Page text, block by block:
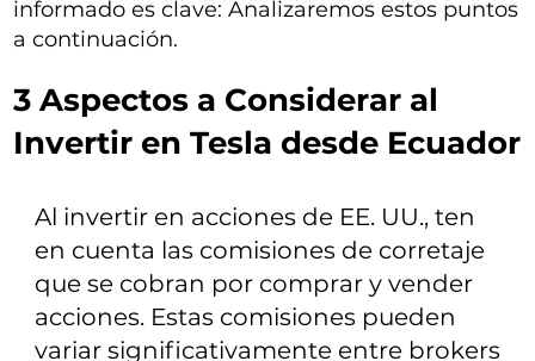
informado es clave: Analizaremos estos puntos
a continuación.
3 Aspectos a Considerar al
Invertir en Tesla desde Ecuador
Al invertir en acciones de EE. UU., ten
en cuenta las comisiones de corretaje
que se cobran por comprar y vender
acciones. Estas comisiones pueden
variar significativamente entre brokers